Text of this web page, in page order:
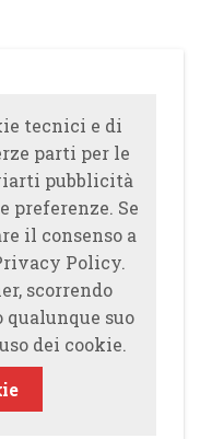
tecnici e di
parti per le
pubblicità
preferenze. Se
il consenso a
Policy.
scorrendo
qualunque suo
dei cookie.